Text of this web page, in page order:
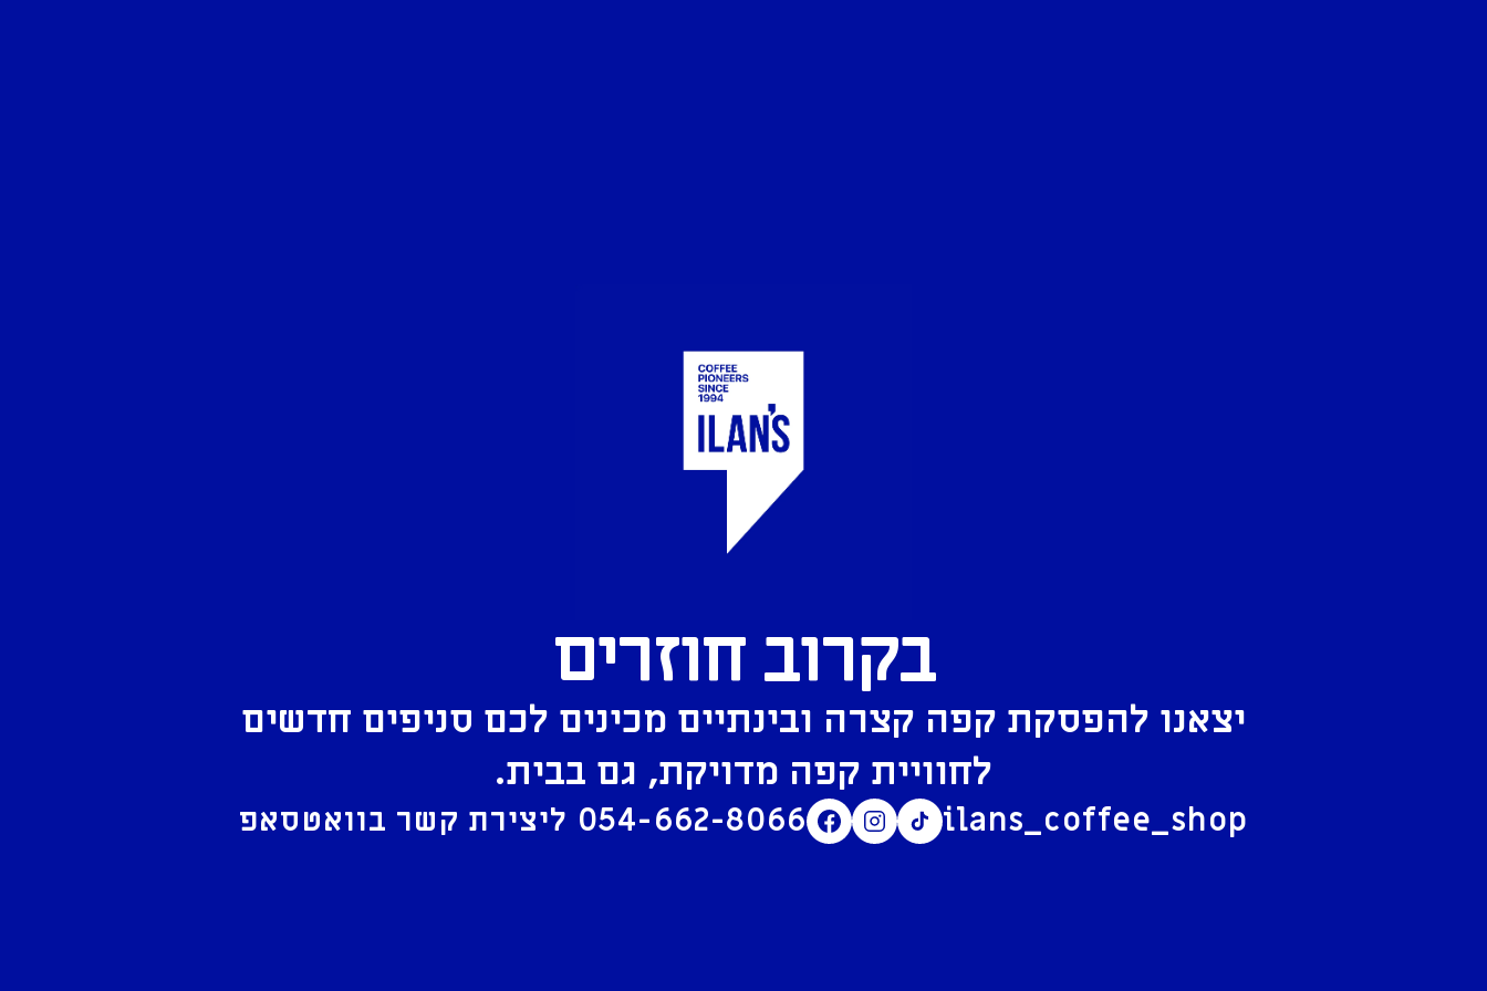
בקרוב חוזרים
יצאנו להפסקת קפה קצרה ובינתיים מכינים לכם סניפים חדשים
לחוויית קפה מדויקת, גם בבית.
054-662-8066 ilans_coffee_shop